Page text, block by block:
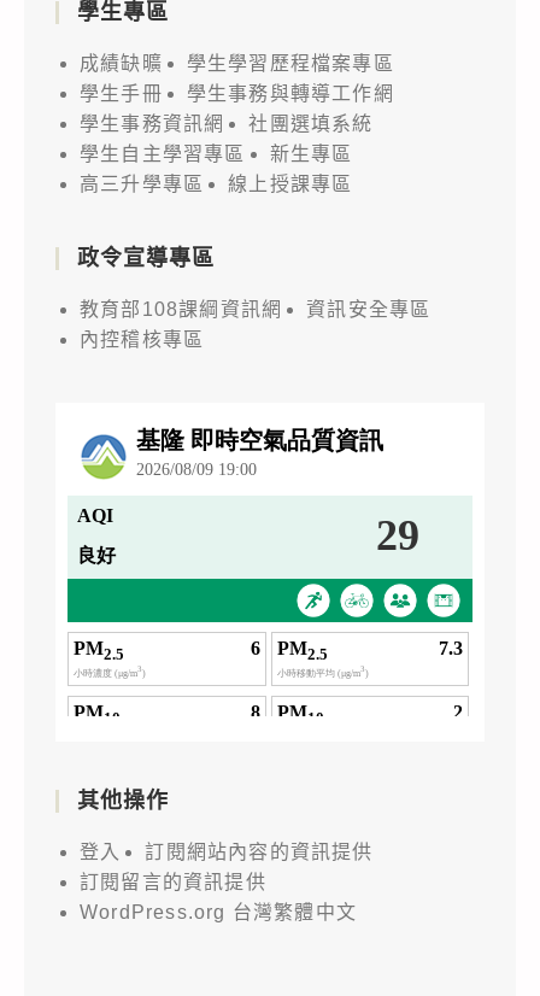
學生專區
成績缺曠
學生學習歷程檔案專區
學生手冊
學生事務與轉導工作網
學生事務資訊網
社團選填系統
學生自主學習專區
新生專區
高三升學專區
線上授課專區
政令宣導專區
教育部108課綱資訊網
資訊安全專區
內控稽核專區
其他操作
登入
訂閱網站內容的資訊提供
訂閱留言的資訊提供
WordPress.org 台灣繁體中文